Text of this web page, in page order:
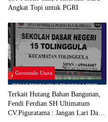
Angkat Topi untuk PGRI
Gorontalo Utara
Terkait Hutang Bahan Bangunan,
Fendi Ferdian SH Ultimatum
CV.Piguratama : Jangan Lari Dari